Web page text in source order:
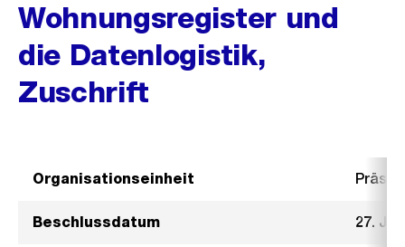
Wohnungsregister und
die Datenlogistik,
Zuschrift
Organisationseinheit
Beschlussdatum 27.